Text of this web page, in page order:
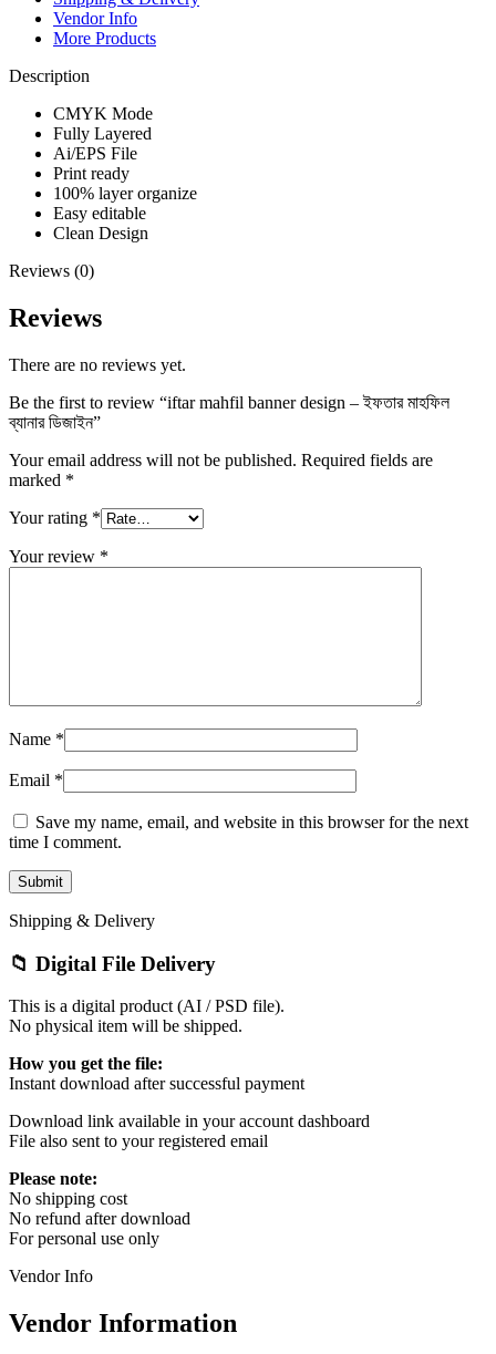
Vendor Info
More Products
Description
CMYK Mode
Fully Layered
Ai/EPS File
Print ready
100% layer organize
Easy editable
Clean Design
Reviews (0)
Reviews
There are no reviews yet.
Be the first to review “iftar mahfil banner design – ইফতার মাহফিল
ব্যানার ডিজাইন”
Your email address will not be published. Required fields are
marked *
Your rating *
Your review *
Name *
Email *
Save my name, email, and website in this browser for the next
time I comment.
Shipping & Delivery
📁 Digital File Delivery
This is a digital product (AI / PSD file).
No physical item will be shipped.
How you get the file:
Instant download after successful payment
Download link available in your account dashboard
File also sent to your registered email
Please note:
No shipping cost
No refund after download
For personal use only
Vendor Info
Vendor Information